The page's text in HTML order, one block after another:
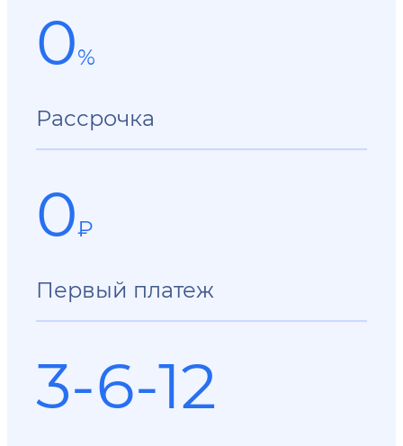
0%
Рассрочка
0₽
Первый платеж
3-6-12